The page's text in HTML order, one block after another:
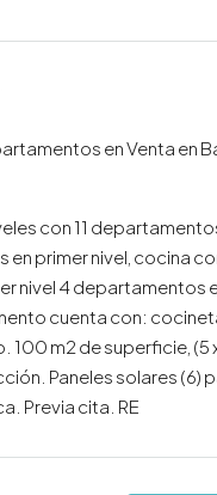
en Venta en
con 11
primer nivel, cocina
nivel 4 departamentos
cuenta con:
100 m2 de superficie, (5
Paneles solares (6)
Previa cita. RE